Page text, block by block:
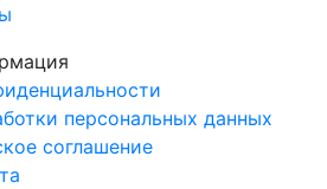
персональных данных
соглашение